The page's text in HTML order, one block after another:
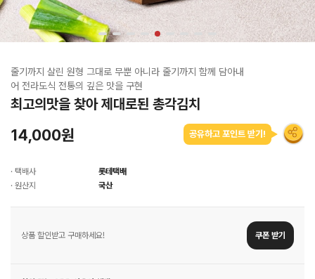
줄기까지 살린 원형 그대로 무뿐 아니라 줄기까지 함께 담아내
어 전라도식 전통의 깊은 맛을 구현
최고의맛을 찾아 제대로된 총각김치
14,000원 공유하고 포인트 받기!
· 택배사
롯테택배
· 원산지
국산
상품 할인받고 구매하세요! 쿠폰 받기